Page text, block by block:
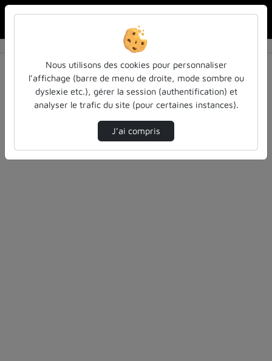
0 vidéo trouvée
Audio Vidéo Statistiques de vues
Direction de tri
Désolé, aucune vidéo trouvée.
Nous utilisons des cookies pour personnaliser
l’affichage (barre de menu de droite, mode sombre ou
dyslexie etc.), gérer la session (authentification) et
analyser le trafic du site (pour certaines instances).
J’ai compris